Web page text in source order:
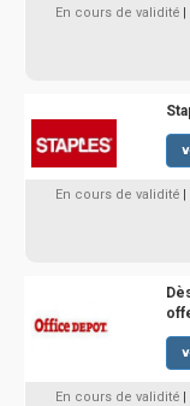
En cours de validité
En cours de validité
En cours de validité